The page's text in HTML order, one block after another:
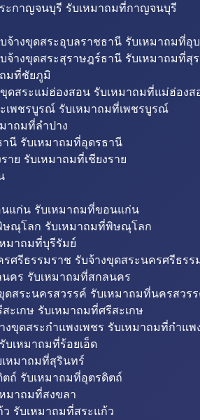
ะกาญจนบุรี รับเหมาถมที่กาญจนบุรี
จ้างขุดสระอุบลราชธานี รับเหมาถมที่อุ
จ้างขุดสระสุราษฎร์ธานี รับเหมาถมที่สุ
มที่ชัยภูมิ
ดสระแม่ฮ่องสอน รับเหมาถมที่แม่ฮ่องส
เพชรบูรณ์ รับเหมาถมที่เพชรบูรณ์
าถมที่ลำปาง
นี รับเหมาถมที่อุดรธานี
าย รับเหมาถมที่เชียงราย
แก่น รับเหมาถมที่ขอนแก่น
ษณุโลก รับเหมาถมที่พิษณุโลก
มาถมที่บุรีรัมย์
ศรีธรรมราช รับจ้างขุดสระนครศรีธร
คร รับเหมาถมที่สกลนคร
สระนครสวรรค์ รับเหมาถมที่นครสวร
ะเกษ รับเหมาถมที่ศรีสะเกษ
ขุดสระกำแพงเพชร รับเหมาถมที่กำแพ
บเหมาถมที่ร้อยเอ็ด
หมาถมที่สุรินทร์
ถ์ รับเหมาถมที่อุตรดิตถ์
มาถมที่สงขลา
รับเหมาถมที่สระแก้ว